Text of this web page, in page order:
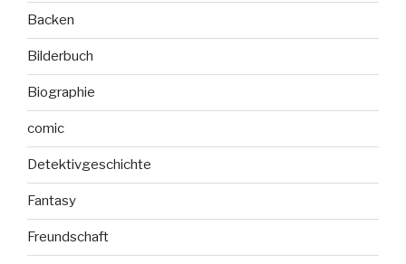
Backen
Bilderbuch
Biographie
comic
Detektivgeschichte
Fantasy
Freundschaft